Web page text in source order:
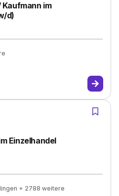
im
d)
Einzelhandel
+ 2788 weitere